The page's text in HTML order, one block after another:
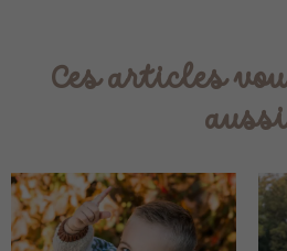
Ces articles
Plage
de
prix :